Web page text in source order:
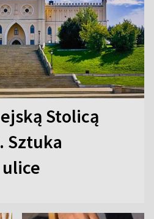
Stolicą
Sztuka